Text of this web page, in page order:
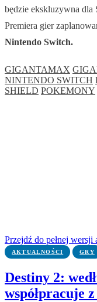
będzie ekskluzywna dla
Premiera gier
Nintendo Switch.
GIGANTAMAX
NINTENDO SWITCH
SHIELD POKEMONY
Przejdź do pełnej wersji
AKTUALNOŚCI GRY
Destiny 2:
współpracuje